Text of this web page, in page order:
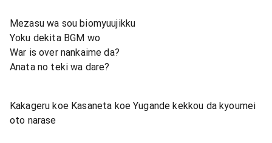
Mezasu wa sou biomyuujikku
Yoku dekita BGM wo
War is over nankaime da?
Anata no teki wa dare?
Kakageru koe Kasaneta koe Yugande kekkou da kyoumei
oto narase